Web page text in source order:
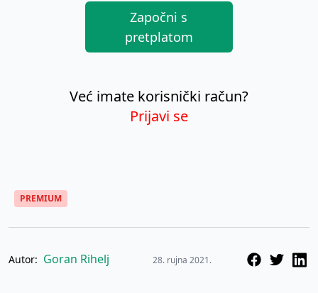
Započni s
pretplatom
Već imate korisnički račun?
Prijavi se
PREMIUM
Autor: Goran Rihelj 28. rujna 2021.